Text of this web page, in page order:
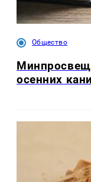
Общество
осенних